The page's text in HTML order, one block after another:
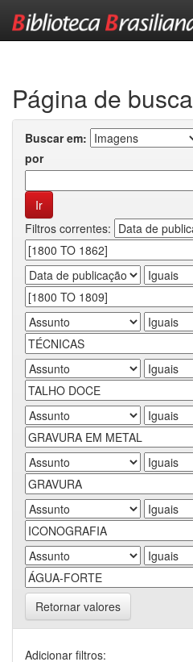
Página de busca
Buscar em:
por
Filtros correntes:
Retornar valores
Adicionar filtros: